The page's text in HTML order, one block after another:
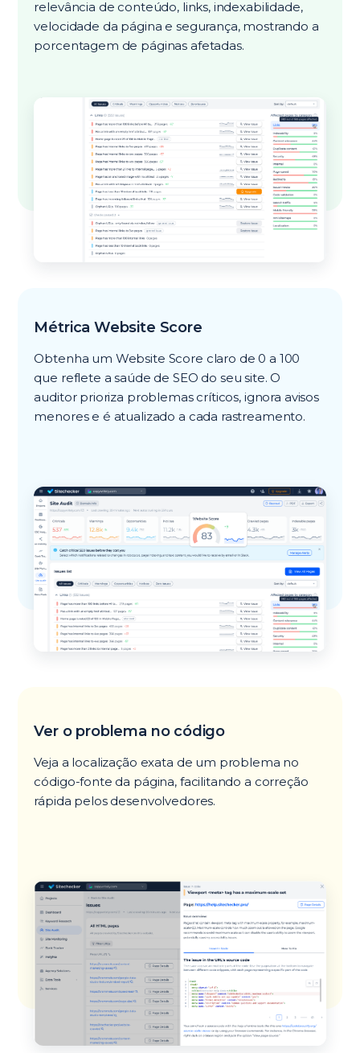
relevância de conteúdo, links, indexabilidade,
velocidade da página e segurança, mostrando a
porcentagem de páginas afetadas.
Métrica Website Score
Obtenha um Website Score claro de 0 a 100
que reflete a saúde de SEO do seu site. O
auditor prioriza problemas críticos, ignora avisos
menores e é atualizado a cada rastreamento.
Ver o problema no código
Veja a localização exata de um problema no
código-fonte da página, facilitando a correção
rápida pelos desenvolvedores.